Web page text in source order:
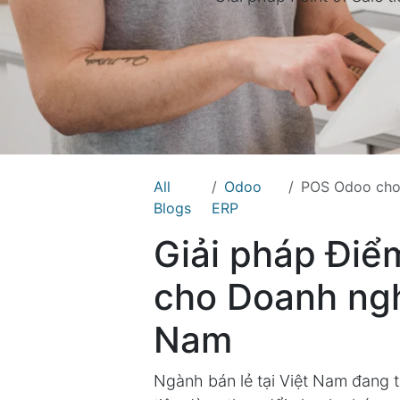
All
Blogs
Odoo
ERP
POS Odoo cho
Giải pháp
cho Doanh
Nam
Ngành bán lẻ tại Việt Nam đang